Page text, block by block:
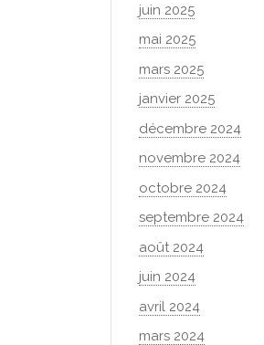
juin 2025
mai 2025
mars 2025
janvier 2025
décembre 2024
novembre 2024
octobre 2024
septembre 2024
août 2024
juin 2024
avril 2024
mars 2024